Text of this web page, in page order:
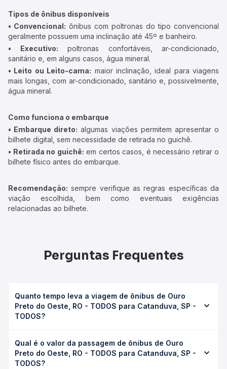
Tipos de ônibus disponíveis
• Convencional: ônibus com poltronas do tipo convencional
geralmente possuem uma inclinação até 45º e banheiro.
• Executivo: poltronas confortáveis, ar-condicionado,
sanitário e, em alguns casos, água mineral.
• Leito ou Leito-cama: maior inclinação, ideal para viagens
mais longas, com ar-condicionado, sanitário e, possivelmente,
água mineral.
Como funciona o embarque
• Embarque direto: algumas viações permitem apresentar o
bilhete digital, sem necessidade de retirada no guichê.
• Retirada no guichê: em certos casos, é necessário retirar o
bilhete físico antes do embarque.
Recomendação: sempre verifique as regras específicas da
viação escolhida, bem como eventuais exigências
relacionadas ao bilhete.
Perguntas Frequentes
Quanto tempo leva a viagem de ônibus de Ouro
Preto do Oeste, RO - TODOS para Catanduva, SP -
TODOS?
para Catanduva, SP - TODOS leva em média 42h 50min,
podendo variar conforme a viação, o tipo de serviço
(convencional, executivo ou leito) e as condições de
Qual é o valor da passagem de ônibus de Ouro
Preto do Oeste, RO - TODOS para Catanduva, SP -
TODOS?